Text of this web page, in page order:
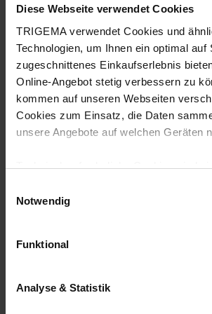
Diese Webseite verwendet Cookies
TRIGEMA verwendet Cookies und
Technologien, um Ihnen ein optimal auf
zugeschnittenes Einkaufserlebnis
Online-Angebot stetig verbessern zu
kommen auf unseren Webseiten
Cookies zum Einsatz, die Daten
unsere Angebote auf welchen Geräten
Technisch erforderliche Cookies sind
grundlegende Funktionen wie etwa zur
gewährleisten.
Für die Darstellung personalisierter
und Inhalte aufgrund Ihres
Notwendig
Funktional
Analyse & Statistik
5
Habe ich eben gemacht.